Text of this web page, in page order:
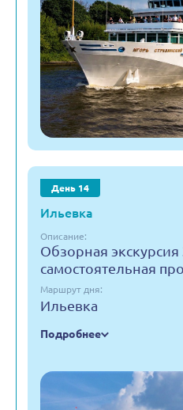
День 14
Ильевка
Описание:
Обзорная экскурсия
самостоятельная
Маршрут дня:
Ильевка
Подробнее